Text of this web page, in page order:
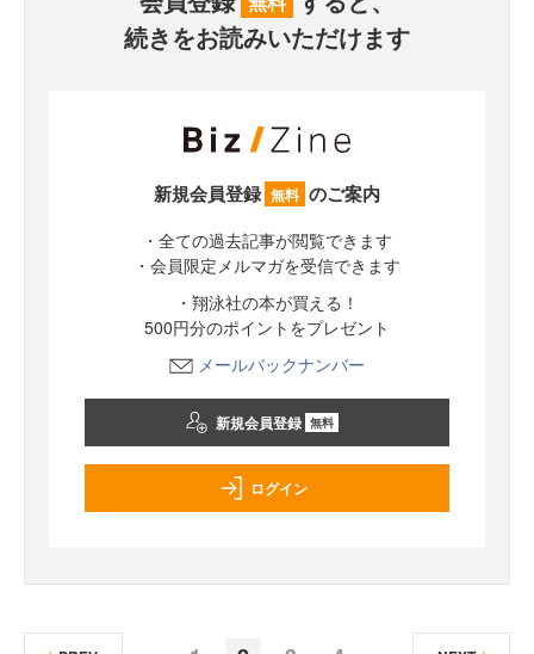
続きをお読みいただけます
新規会員登録 無料 のご案内
・全ての過去記事が閲覧できます
・会員限定メルマガを受信できます
・翔泳社の本が買える！
500円分のポイントをプレゼント
メールバックナンバー
新規会員登録 無料
ログイン